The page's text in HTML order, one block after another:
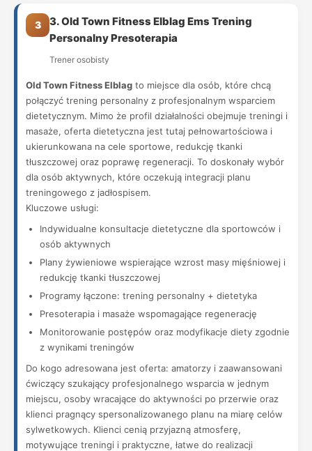
3
3. Old Town Fitness Elblag Ems Trening
Personalny Presoterapia
Trener osobisty
Old Town Fitness Elblag to miejsce dla osób, które chcą
połączyć trening personalny z profesjonalnym wsparciem
dietetycznym. Mimo że profil działalności obejmuje treningi i
masaże, oferta dietetyczna jest tutaj pełnowartościowa i
ukierunkowana na cele sportowe, redukcję tkanki
tłuszczowej oraz poprawę regeneracji. To doskonały wybór
dla osób aktywnych, które oczekują integracji planu
treningowego z jadłospisem.
Kluczowe usługi:
Indywidualne konsultacje dietetyczne dla sportowców i
osób aktywnych
Plany żywieniowe wspierające wzrost masy mięśniowej i
redukcję tkanki tłuszczowej
Programy łączone: trening personalny + dietetyka
Presoterapia i masaże wspomagające regenerację
Monitorowanie postępów oraz modyfikacje diety zgodnie
z wynikami treningów
Do kogo adresowana jest oferta: amatorzy i zaawansowani
ćwiczący szukający profesjonalnego wsparcia w jednym
miejscu, osoby wracające do aktywności po przerwie oraz
klienci pragnący spersonalizowanego planu na miarę celów
sylwetkowych. Klienci cenią przyjazną atmosferę,
motywujące treningi i praktyczne, łatwe do realizacji